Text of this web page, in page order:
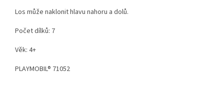
Los může naklonit hlavu nahoru a dolů.
Počet dílků: 7
Věk: 4+
PLAYMOBIL® 71052